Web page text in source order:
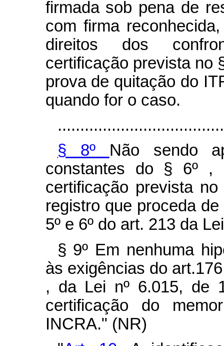
firmada sob pena de
com firma
direitos dos
certificação prevista no
prova de quitação do
quando for o caso.
§ 8º Não sendo
constantes do § 6º ,
certificação prevista
registro que proceda
5º e 6º do art. 213 da
§ 9º Em nenhuma
às exigências do
, da Lei nº 6.015, de
certificação do
INCRA." (NR)